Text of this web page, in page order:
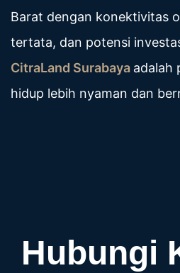
Barat dengan konektivitas
tertata, dan potensi
CitraLand Surabaya adalah
hidup lebih nyaman dan
Hubungi